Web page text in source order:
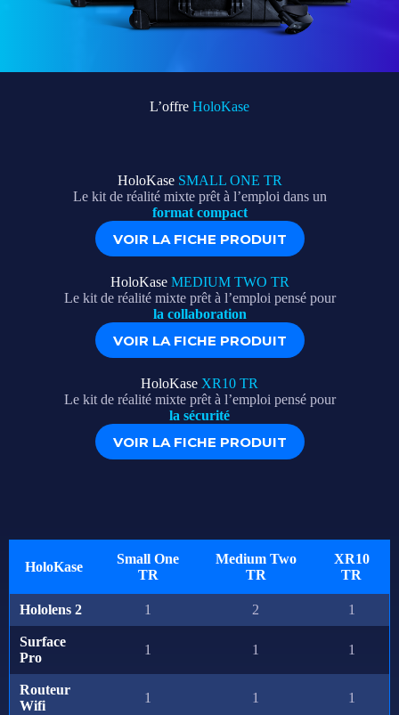
L’offre HoloKase
HoloKase SMALL ONE TR
Le kit de réalité mixte prêt à l’emploi dans un
format compact
VOIR LA FICHE PRODUIT
HoloKase MEDIUM TWO TR
Le kit de réalité mixte prêt à l’emploi pensé pour
la collaboration
VOIR LA FICHE PRODUIT
HoloKase XR10 TR
Le kit de réalité mixte prêt à l’emploi pensé pour
la sécurité
VOIR LA FICHE PRODUIT
HoloKase
Small One
TR
Medium Two
TR
XR10
TR
Hololens 2 1 2 1
Surface
Pro
1 1 1
Routeur
Wifi
1 1 1